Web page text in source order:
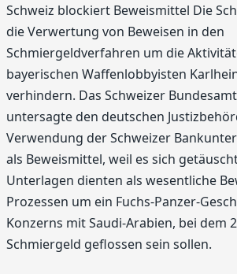
Schweiz blockiert Beweismittel Die
die Verwertung von Beweisen in den
Schmiergeldverfahren um die
bayerischen Waffenlobbyisten
verhindern. Das Schweizer
untersagte den deutschen
Verwendung der Schweizer
als Beweismittel, weil es sich
Unterlagen dienten als wesentliche
Prozessen um ein Fuchs-Panzer-
Konzerns mit Saudi-Arabien, bei dem
Schmiergeld geflossen sein sollen.